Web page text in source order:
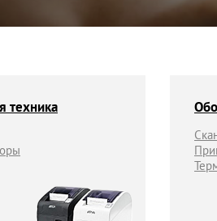
техника